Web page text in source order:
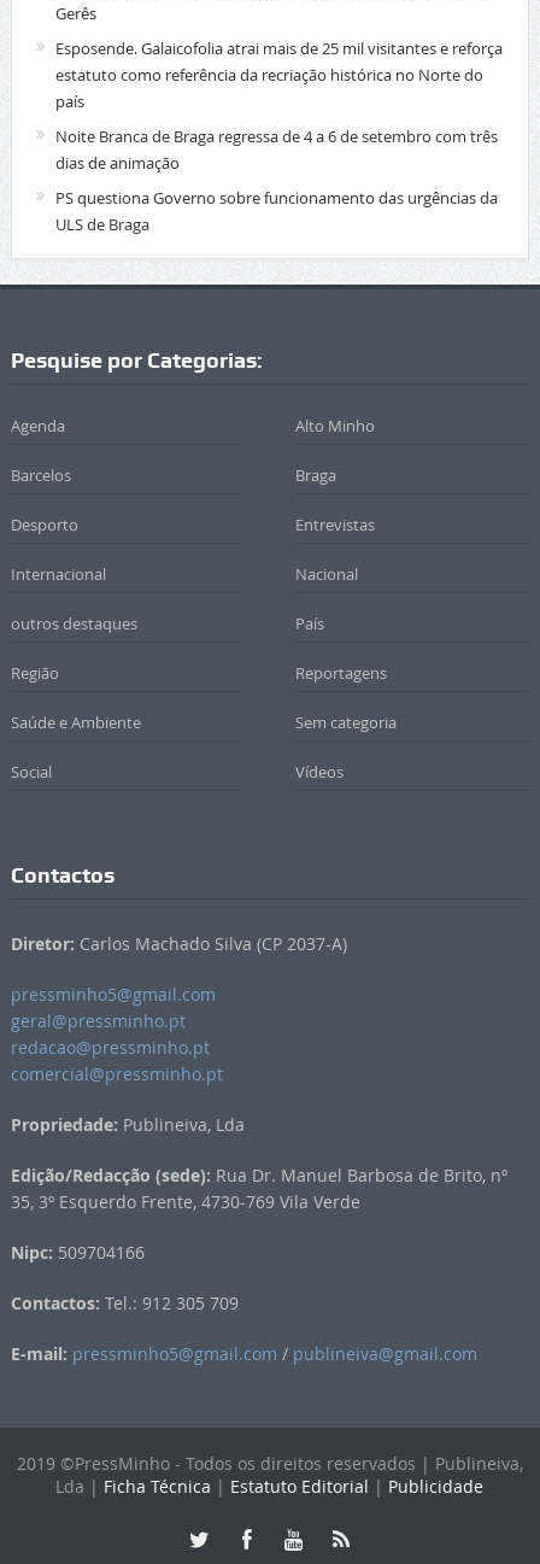
Gerês
Esposende. Galaicofolia atrai mais de 25 mil visitantes e reforça
estatuto como referência da recriação histórica no Norte do
país
Noite Branca de Braga regressa de 4 a 6 de setembro com três
dias de animação
PS questiona Governo sobre funcionamento das urgências da
ULS de Braga
Pesquise por Categorias:
Agenda Alto Minho
Barcelos Braga
Desporto Entrevistas
Internacional Nacional
outros destaques País
Região Reportagens
Saúde e Ambiente Sem categoria
Social Vídeos
Contactos
Diretor: Carlos Machado Silva (CP 2037-A)
pressminho5@gmail.com
geral@pressminho.pt
redacao@pressminho.pt
comercial@pressminho.pt
Propriedade: Publineiva, Lda
Edição/Redacção (sede): Rua Dr. Manuel Barbosa de Brito, nº
35, 3º Esquerdo Frente, 4730-769 Vila Verde
Nipc: 509704166
Contactos: Tel.: 912 305 709
E-mail: pressminho5@gmail.com / publineiva@gmail.com
2019 ©PressMinho - Todos os direitos reservados | Publineiva,
Lda | Ficha Técnica | Estatuto Editorial | Publicidade